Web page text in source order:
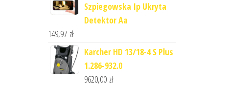
Szpiegowska Ip Ukryta
Detektor Aa
149,97 zł
Karcher HD 13/18-4 S Plus
1.286-932.0
9620,00 zł